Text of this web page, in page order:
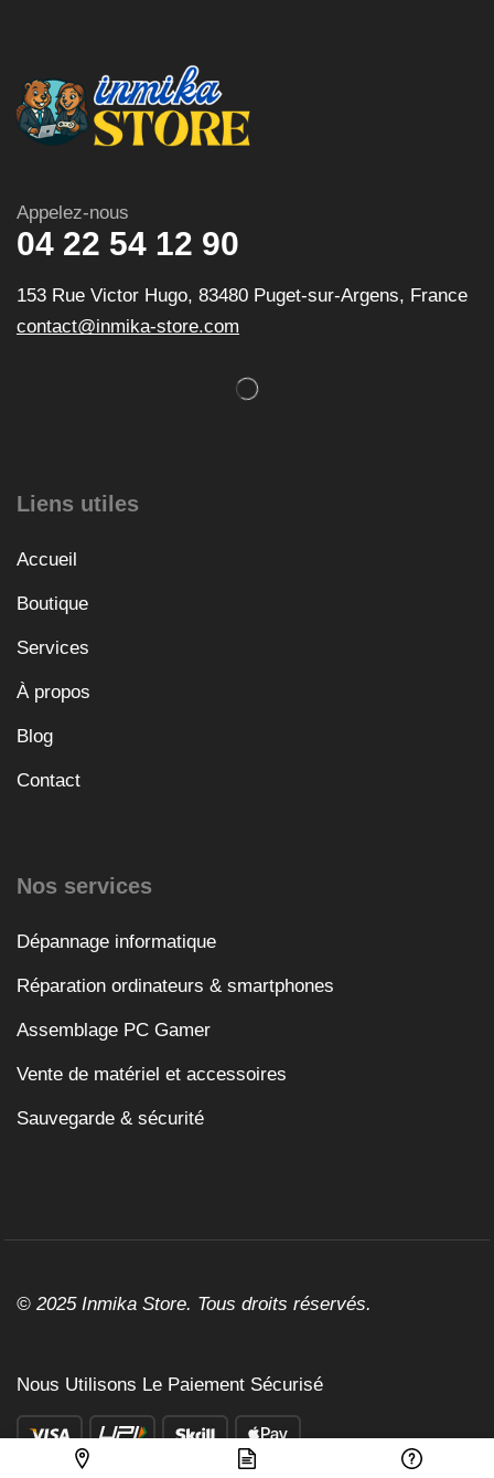
Appelez-nous
04 22 54 12 90
153 Rue Victor Hugo, 83480 Puget-sur-Argens, France
contact@inmika-store.com
Liens utiles
Accueil
Boutique
Services
À propos
Blog
Contact
Nos services
Dépannage informatique
Réparation ordinateurs & smartphones
Assemblage PC Gamer
Vente de matériel et accessoires
Sauvegarde & sécurité
© 2025 Inmika Store. Tous droits réservés.
Nous Utilisons Le Paiement Sécurisé